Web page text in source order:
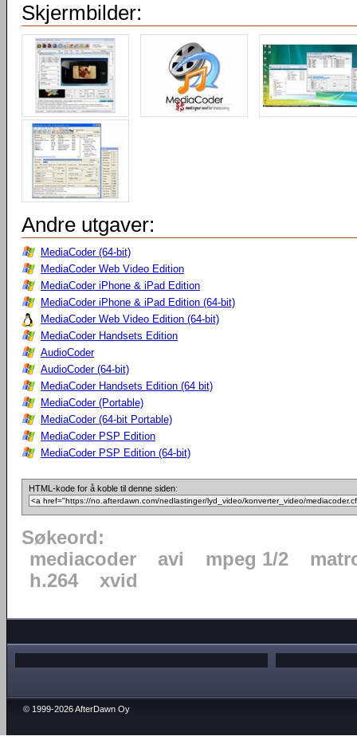
Skjermbilder:
Andre utgaver:
MediaCoder (64-bit)
MediaCoder Web Video Edition
MediaCoder iPhone & iPad Edition
MediaCoder iPhone & iPad Edition (64-bit)
MediaCoder Web Video Edition (64-bit)
MediaCoder Handsets Edition
AudioCoder
AudioCoder (64-bit)
MediaCoder Handsets Edition (64 bit)
MediaCoder (Portable)
MediaCoder (64-bit Portable)
MediaCoder PSP Edition
MediaCoder PSP Edition (64-bit)
HTML-kode for å koble til denne siden:
Søkeord:
mediacoder
avi mpeg 1/2
h.264
xvid
© 1999-2026 AfterDawn Oy